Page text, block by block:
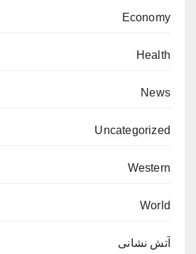
Economy
Health
News
Uncategorized
Western
World
آتش نشانی